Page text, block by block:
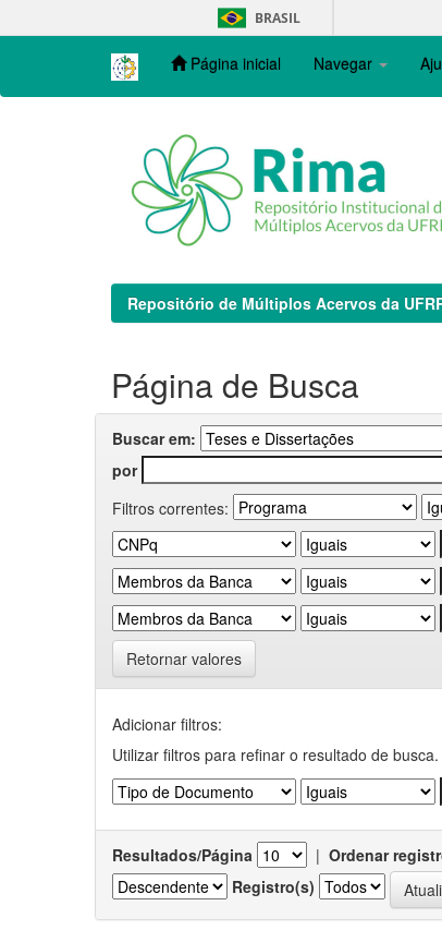
navigation
BRASIL
Página inicial Navegar
Repositório de Múltiplos Acervos da
Página de Busca
Buscar em:
por
Filtros correntes:
Retornar valores
Adicionar filtros:
Utilizar filtros para refinar o resultado de busca.
Resultados/Página | Ordenar
Registro(s)